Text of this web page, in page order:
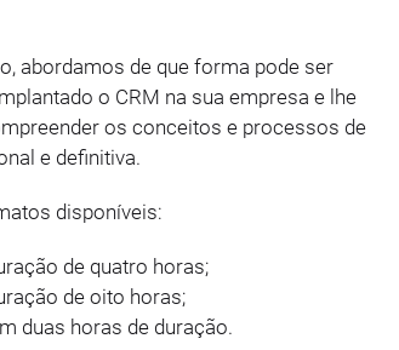
abordamos de que forma pode ser
o CRM na sua empresa e lhe
os conceitos e processos de
e definitiva.
disponíveis:
de quatro horas;
de oito horas;
duas horas de duração.